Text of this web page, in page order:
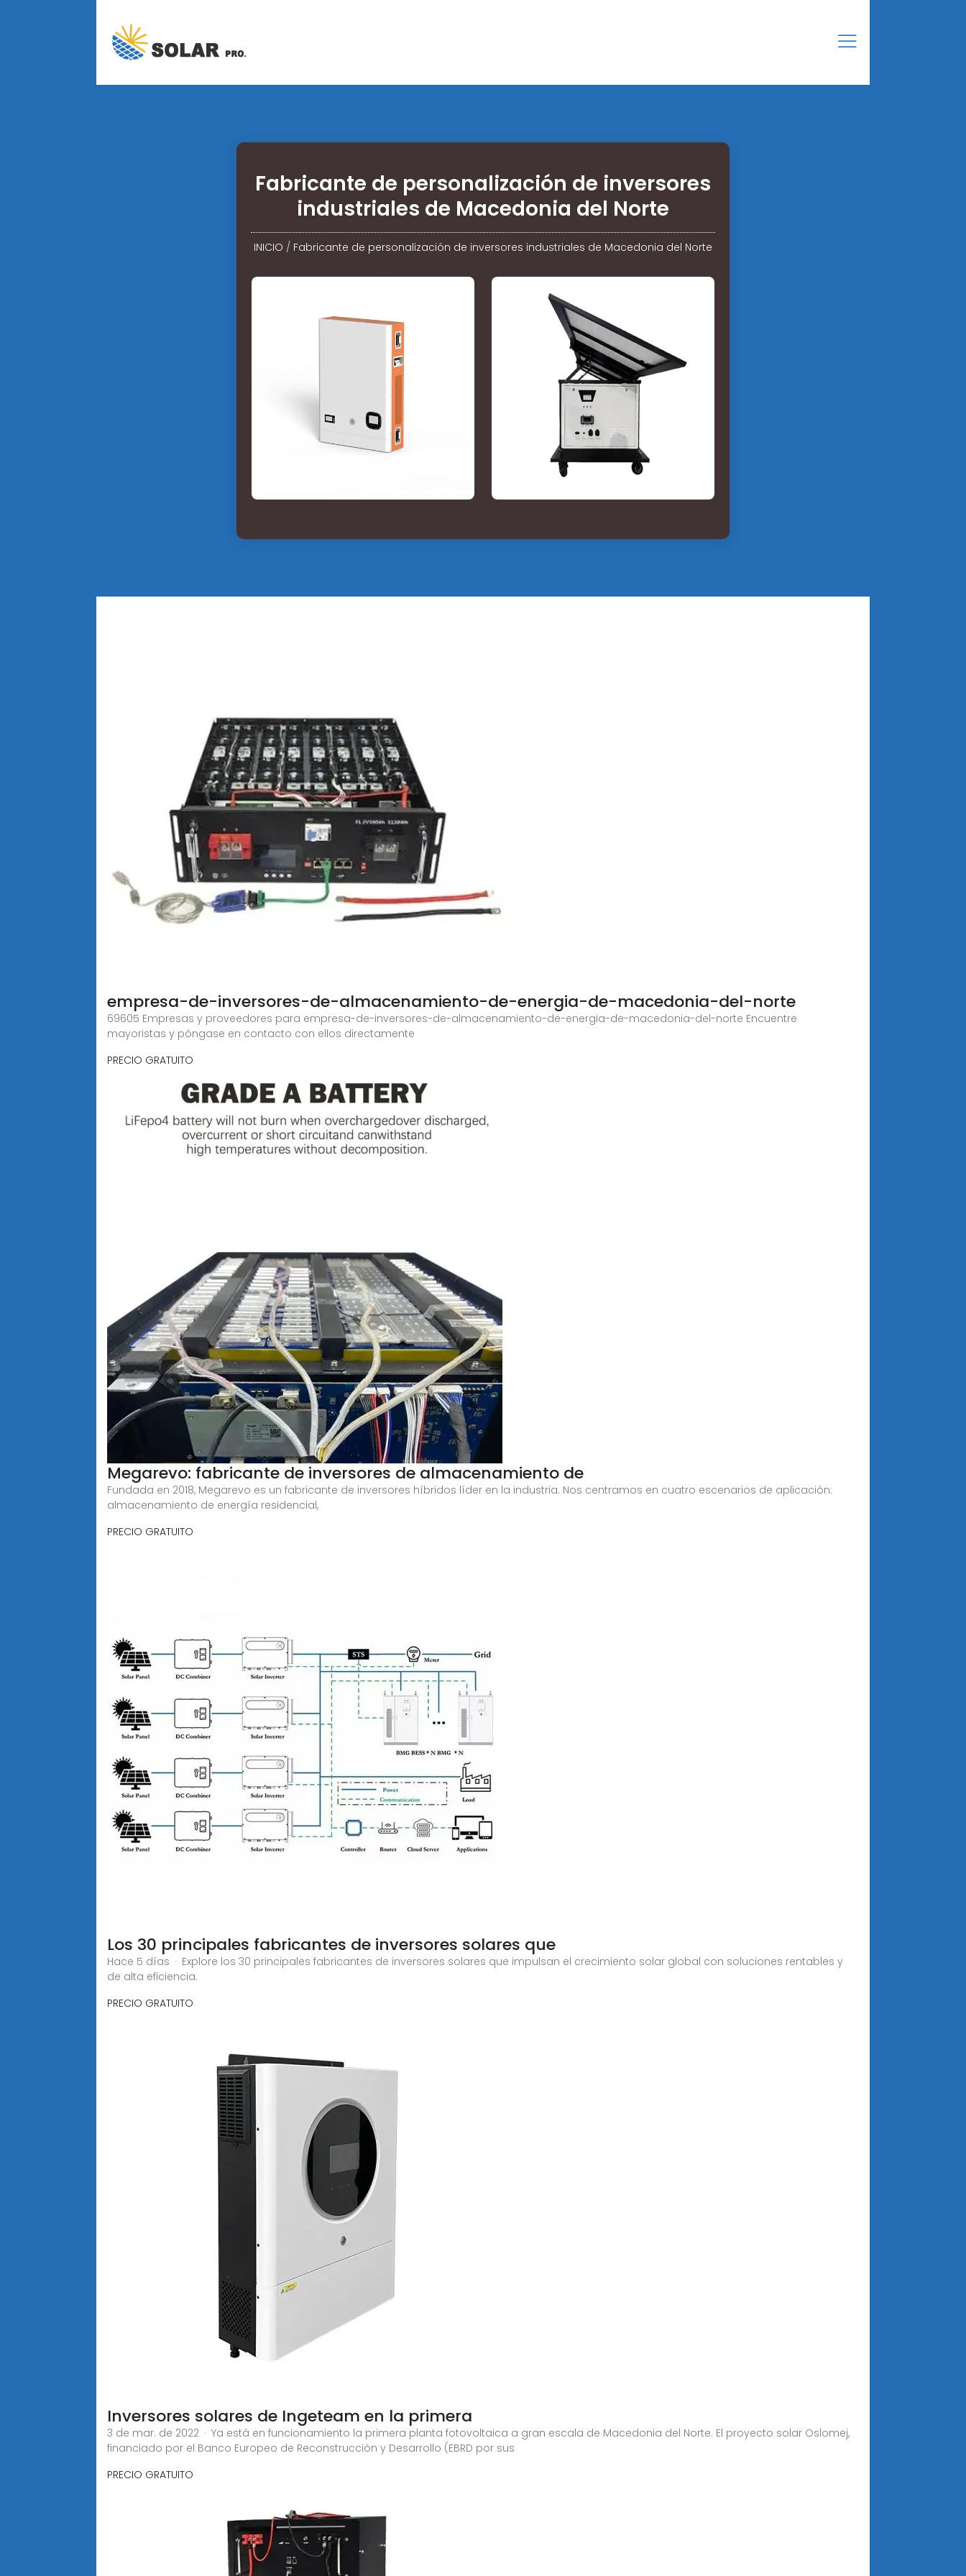
Fabricante de personalización de inversores
industriales de Macedonia del Norte
INICIO / Fabricante de personalización de inversores industriales de Macedonia del Norte
empresa-de-inversores-de-almacenamiento-de-energia-de-macedonia-del-norte
69605 Empresas y proveedores para empresa-de-inversores-de-almacenamiento-de-energia-de-macedonia-del-norte Encuentre
mayoristas y póngase en contacto con ellos directamente
PRECIO GRATUITO
Megarevo: fabricante de inversores de almacenamiento de
Fundada en 2018, Megarevo es un fabricante de inversores híbridos líder en la industria. Nos centramos en cuatro escenarios de aplicación:
almacenamiento de energía residencial,
PRECIO GRATUITO
Los 30 principales fabricantes de inversores solares que
Hace 5 días · Explore los 30 principales fabricantes de inversores solares que impulsan el crecimiento solar global con soluciones rentables y
de alta eficiencia.
PRECIO GRATUITO
Inversores solares de Ingeteam en la primera
3 de mar. de 2022 · Ya está en funcionamiento la primera planta fotovoltaica a gran escala de Macedonia del Norte. El proyecto solar Oslomej,
financiado por el Banco Europeo de Reconstrucción y Desarrollo (EBRD por sus
PRECIO GRATUITO